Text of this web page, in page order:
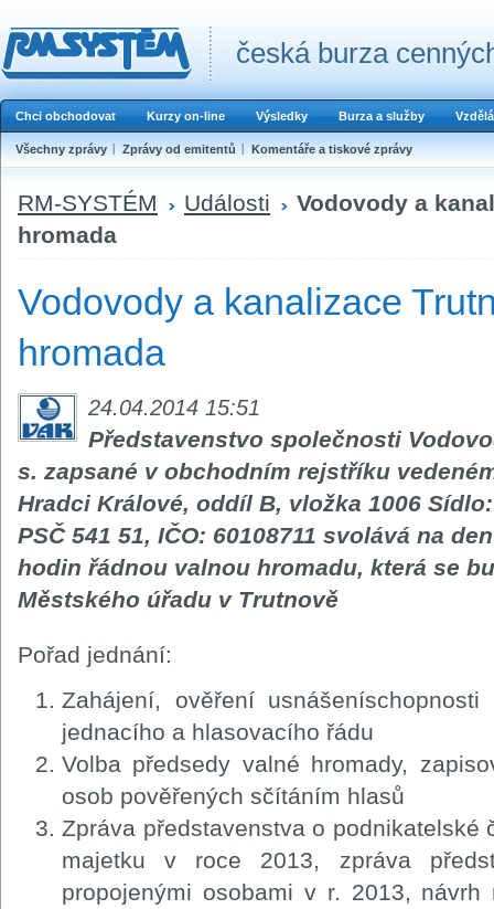
česká burza
Chci obchodovat Kurzy on-line Výsledky Burza a služby
Všechny zprávy Zprávy od emitentů Komentáře a tiskové zprávy
RM-SYSTÉM Události
Vodovody a
hromada
Vodovody a kanalizace
hromada
24.04.2014 15:51
Představenstvo společnosti
s. zapsané v obchodním rejstříku
Hradci Králové, oddíl B, vložka 1006
PSČ 541 51, IČO: 60108711 svolává na
hodin řádnou valnou hromadu, která se
Městského úřadu v Trutnově
Pořad jednání:
Zahájení, ověření
jednacího a hlasovacího řádu
Volba předsedy valné hromady,
osob pověřených sčítáním hlasů
Zpráva představenstva o podnikatelské
majetku v roce 2013, zpráva
propojenými osobami v r. 2013,